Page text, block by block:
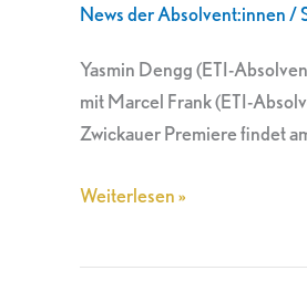
News der Absolvent:innen/
Yasmin Dengg (ETI-
mit Marcel Frank (ETI-
Zwickauer Premiere findet
Frank
am
Theater
Plauen-
Weiterlesen »